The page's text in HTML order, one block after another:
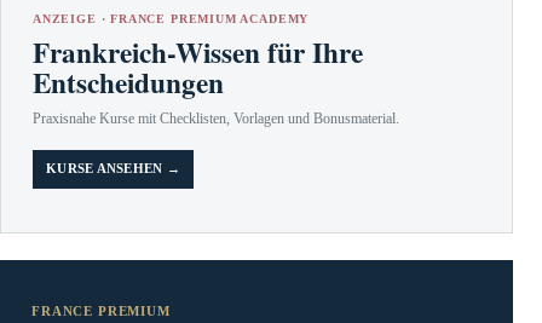
ANZEIGE · FRANCE PREMIUM ACADEMY
Frankreich-Wissen für Ihre
Entscheidungen
Praxisnahe Kurse mit Checklisten, Vorlagen und Bonusmaterial.
KURSE ANSEHEN →
FRANCE PREMIUM